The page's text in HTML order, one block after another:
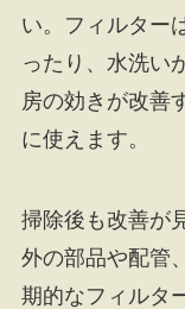
い。フィルター
ったり、水洗い
房の効きが改善
に使えます。
掃除後も改善が
外の部品や配管
期的なフィルタ